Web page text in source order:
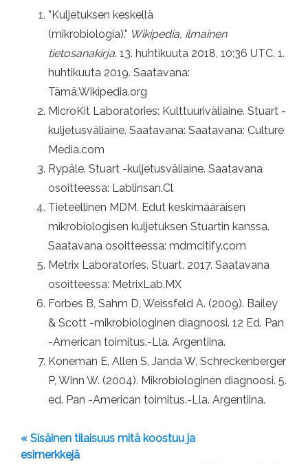
”Kuljetuksen keskellä
(mikrobiologia)." Wikipedia, ilmainen
tietosanakirja. 13. huhtikuuta 2018, 10:36 UTC. 1.
huhtikuuta 2019. Saatavana:
Tämä.Wikipedia.org
MicroKit Laboratories: Kulttuuriväliaine. Stuart -
kuljetusväliaine. Saatavana: Saatavana: Culture
Media.com
Rypäle. Stuart -kuljetusväliaine. Saatavana
osoitteessa: Lablinsan.Cl
Tieteellinen MDM. Edut keskimääräisen
mikrobiologisen kuljetuksen Stuartin kanssa.
Saatavana osoitteessa: mdmcitify.com
Metrix Laboratories. Stuart. 2017. Saatavana
osoitteessa: MetrixLab.MX
Forbes B, Sahm D, Weissfeld A. (2009). Bailey
& Scott -mikrobiologinen diagnoosi. 12 Ed. Pan
-American toimitus.-Lla. Argentiina.
Koneman E, Allen S, Janda W, Schreckenberger
P, Winn W. (2004). Mikrobiologinen diagnoosi. 5.
ed. Pan -American toimitus.-Lla. Argentiina.
« Sisäinen tilaisuus mitä koostuu ja
esimerkkejä